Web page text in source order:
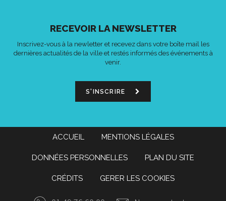
RECEVOIR LA NEWSLETTER
Inscrivez-vous à la newletter et recevez dans votre boîte mail les
dernières actualités de la ville et restés informés des événements à
venir.
S'INSCRIRE
ACCUEIL MENTIONS LÉGALES
DONNÉES PERSONNELLES PLAN DU SITE
CRÉDITS GERER LES COOKIES